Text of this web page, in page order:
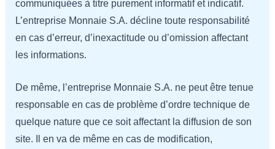
communiquées à titre purement informatif et indicatif.
L’entreprise Monnaie S.A. décline toute responsabilité
en cas d’erreur, d’inexactitude ou d’omission affectant
les informations.
De même, l’entreprise Monnaie S.A. ne peut être tenue
responsable en cas de problème d’ordre technique de
quelque nature que ce soit affectant la diffusion de son
site. Il en va de même en cas de modification,